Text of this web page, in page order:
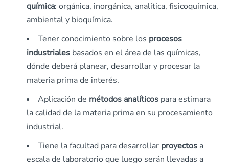
química: orgánica, inorgánica, analítica, fisicoquímica,
ambiental y bioquímica.
Tener conocimiento sobre los procesos
industriales basados en el área de las químicas,
dónde deberá planear, desarrollar y procesar la
materia prima de interés.
Aplicación de métodos analíticos para estimara
la calidad de la materia prima en su procesamiento
industrial.
Tiene la facultad para desarrollar proyectos a
escala de laboratorio que luego serán llevadas a